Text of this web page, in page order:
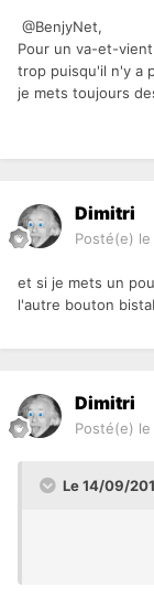
@BenjyNet,
Pour un va-et-
trop puisqu'il n'y a
je mets toujours
Dimitri
Posté(e)
et si je mets un
l'autre bouton
Dimitri
Posté(e)
Le 14/09/